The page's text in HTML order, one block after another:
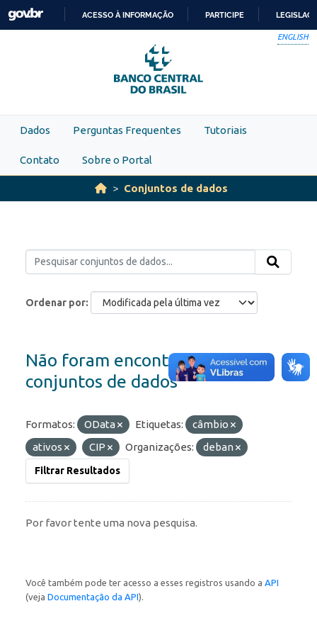
Skip to main content
PARA
O
CONTEÚDO
ACESSO À INFORMAÇÃO PARTICIPE
ENGLISH
Dados Perguntas Frequentes Tutoriais
Contato Sobre o Portal
Conjuntos de dados
Ordenar por
Não foram encontrados
conjuntos de dados
Formatos: OData Etiquetas:
câmbio
ativos
CIP Organizações: deban
Filtrar Resultados
Por favor tente uma nova pesquisa.
Você também pode ter acesso a esses registros usando a API
(veja Documentação da API).